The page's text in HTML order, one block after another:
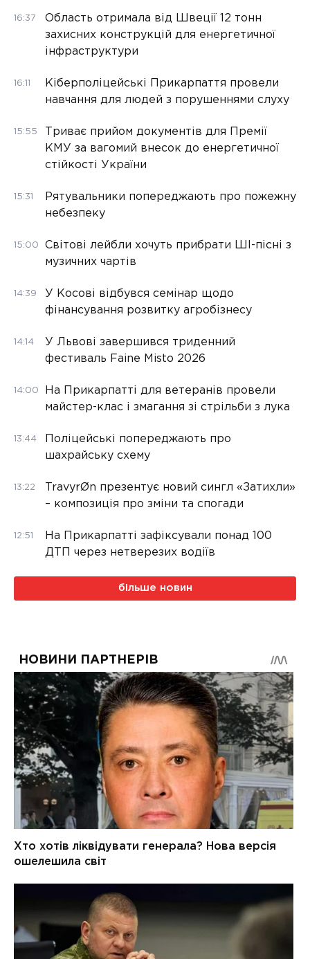
16:37
Область отримала від Швеції 12 тонн
захисних конструкцій для енергетичної
інфраструктури
16:11
Кіберполіцейські Прикарпаття провели
навчання для людей з порушеннями слуху
15:55
Триває прийом документів для Премії
КМУ за вагомий внесок до енергетичної
стійкості України
15:31
Рятувальники попереджають про пожежну
небезпеку
15:00
Світові лейбли хочуть прибрати ШІ-пісні з
музичних чартів
14:39
У Косові відбувся семінар щодо
фінансування розвитку агробізнесу
14:14
У Львові завершився триденний
фестиваль Faine Misto 2026
14:00
На Прикарпатті для ветеранів провели
майстер-клас і змагання зі стрільби з лука
13:44
Поліцейські попереджають про
шахрайську схему
13:22
TravyrØn презентує новий сингл «Затихли»
– композиція про зміни та спогади
12:51
На Прикарпатті зафіксували понад 100
ДТП через нетверезих водіїв
більше новин